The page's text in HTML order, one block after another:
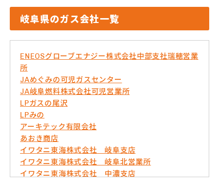
岐阜県のガス会社一覧
ENEOSグローブエナジー株式会社中部支社瑞穂営業
所
JAめぐみの可児ガスセンター
JA岐阜燃料株式会社可児営業所
LPガスの尾沢
LPみの
アーキテック有限会社
あおき商店
イワタニ東海株式会社 岐阜支店
イワタニ東海株式会社 岐阜北営業所
イワタニ東海株式会社 中濃支店